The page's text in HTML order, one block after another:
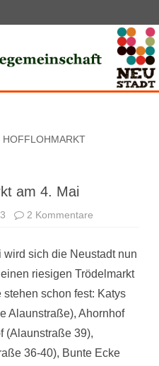
HOFFLOHMARKT
am 4. Mai
2 Kommentare
am
Mai
sich die Neustadt nun
riesigen Trödelmarkt
schon fest: Katys
Alaunstraße), Ahornhof
(Alaunstraße 39),
36-40), Bunte Ecke